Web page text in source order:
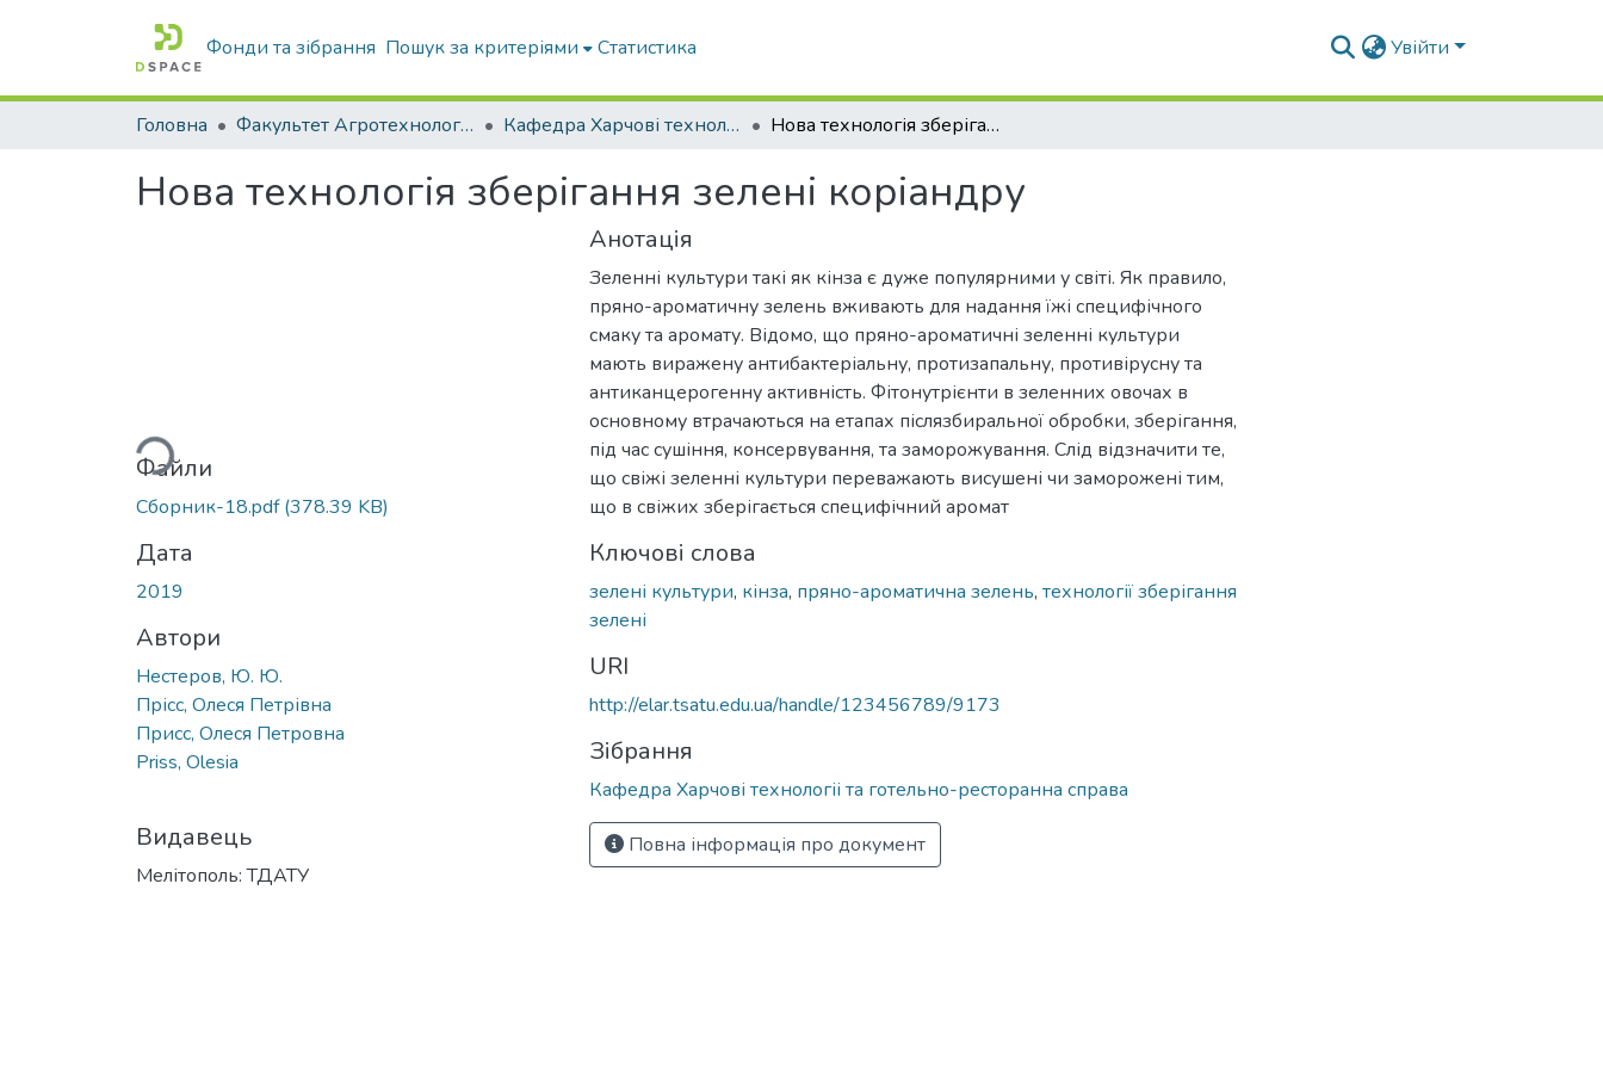
Фонди та зібрання Пошук за критеріями Статистика Увійти
Головна Факультет Агротехнологій та екології Кафедра Харчові технологіі та готельно-ресторанна справа Нова технологія зберігання зелені коріандру
Нова технологія зберігання зелені коріандру
Вантажиться...
Файли
Сборник-18.pdf(378.39 KB)
Дата
2019
Автори
Нестеров, Ю. Ю.
Прісс, Олеся Петрівна
Присс, Олеся Петровна
Priss, Оlesia
Видавець
Мелітополь: ТДАТУ
Анотація
Зеленні культури такі як кінза є дуже популярними у світі. Як правило,
пряно-ароматичну зелень вживають для надання їжі специфічного
смаку та аромату. Відомо, що пряно-ароматичні зеленні культури
мають виражену антибактеріальну, протизапальну, противірусну та
антиканцерогенну активність. Фітонутрієнти в зеленних овочах в
основному втрачаються на етапах післязбиральної обробки, зберігання,
під час сушіння, консервування, та заморожування. Слід відзначити те,
що свіжі зеленні культури переважають висушені чи заморожені тим,
що в свіжих зберігається специфічний аромат
Ключові слова
зелені культури, кінза, пряно-ароматична зелень, технології зберігання
зелені
URI
http://elar.tsatu.edu.ua/handle/123456789/9173
Зібрання
Кафедра Харчові технологіі та готельно-ресторанна справа
Повна інформація про документ